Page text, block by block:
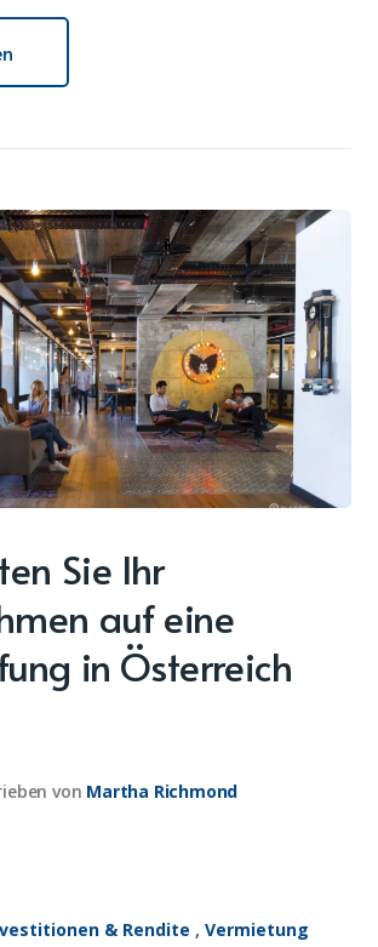
Sie Ihr
auf eine
in Österreich
von Martha Richmond
& Rendite , Vermietung